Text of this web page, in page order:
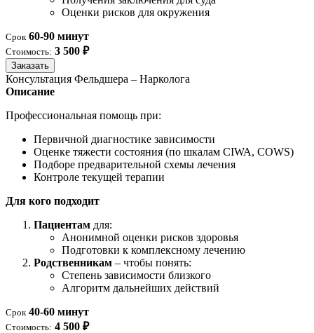
Оценки рисков для окружения
Срок 60-90 минут
Стоимость: 3 500 ₽
Заказать
Консультация Фельдшера – Нарколога
Описание
Профессиональная помощь при:
Первичной диагностике зависимости
Оценке тяжести состояния (по шкалам CIWA, COWS)
Подборе предварительной схемы лечения
Контроле текущей терапии
Для кого подходит
Пациентам для:
Анонимной оценки рисков здоровья
Подготовки к комплексному лечению
Родственникам – чтобы понять:
Степень зависимости близкого
Алгоритм дальнейших действий
Срок 40-60 минут
Стоимость: 4 500 ₽